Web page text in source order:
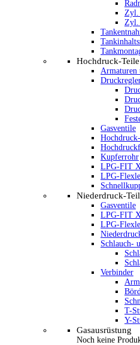
Zyl.
Zyl.
Hochdruck-Teile
Armaturen
Gasventile
Kupferrohr
LPG-FIT
LPG-
Niederdruck-
Gasventile
LPG-FIT
LPG-
Schlauch-
Verbinder
T-
Y-
Gasausrüstung
Noch keine